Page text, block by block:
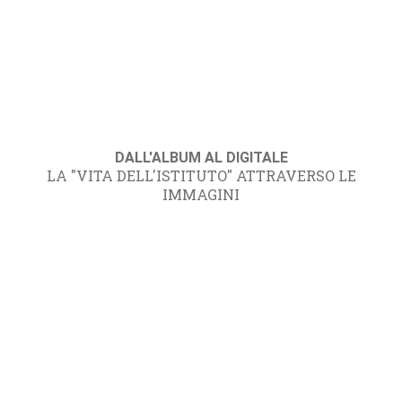
DALL'ALBUM AL DIGITALE
LA "VITA DELL'ISTITUTO" ATTRAVERSO LE
IMMAGINI